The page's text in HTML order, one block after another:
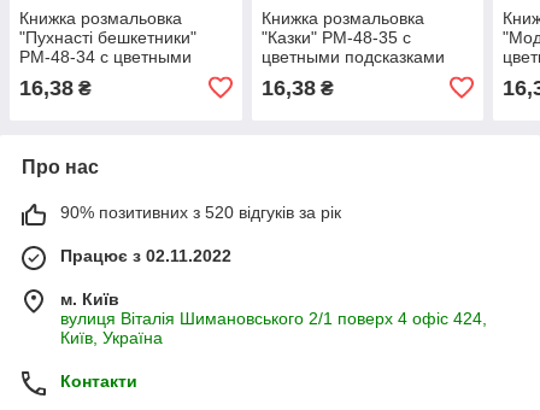
Книжка розмальовка
"Пухнасті бешкетники"
РМ-48-34 с цветными
16,38 ₴
Книжка розмальовка
"Казки" РМ-48-35 с
цветными подсказками
16,38₴
Про нас
90% позитивних з 520 відгуків за рік
Працює з 02.11.2022
м. Київ
вулиця Віталія Шимановського 2/1 поверх 4 офіс 424,
Київ, Україна
Контакти